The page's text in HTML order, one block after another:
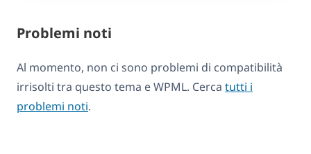
Problemi noti
Al momento, non ci sono problemi di compatibilità
irrisolti tra questo tema e WPML. Cerca tutti i
problemi noti.